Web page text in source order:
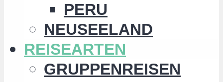
PERU
NEUSEELAND
REISEARTEN
GRUPPENREISEN